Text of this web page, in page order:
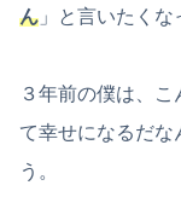
ん 」と言いたくな
３年前の僕は、
て幸せになるだな
う。